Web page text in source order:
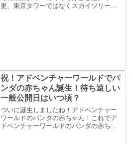
更、東京タワーではなくスカイツリーで
祝！アドベンチャーワールドでパ
ンダの赤ちゃん誕生！待ち遠しい
一般公開日はいつ頃？
ついに誕生しましたね！アドベンチャー
ワールドのパンダの赤ちゃん！これでア
ドベンチャーワールドのパンダの赤ちゃ